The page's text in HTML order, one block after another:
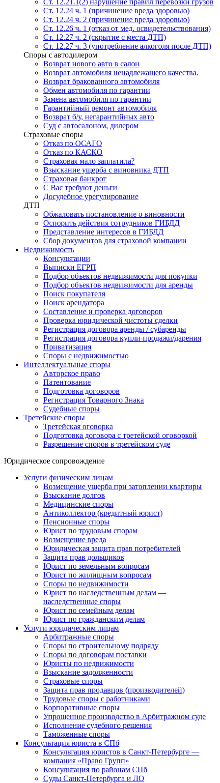
Ст. 12.21.1(2) нарушение правил перевозки грузов
Ст. 12.24 ч. 1 (причинение вреда здоровью)
Ст. 12.24 ч. 2 (причинение вреда здоровью)
Ст. 12.26 ч. 1 (отказ от мед. освидетельствования)
Ст. 12.27 ч. 2 (скрытие с места ДТП)
Ст. 12.27 ч. 3 (употребление алкоголя после ДТП)
Споры с автодилером
Возврат нового авто в салон
Возврат автомобиля ненадлежащего качества.
Возврат бракованного автомобиля
Обмен автомобиля по гарантии
Замена автомобиля по гарантии
Гарантийный ремонт автомобиля
Возврат б/у, негарантийных авто
Суд с автосалоном, дилером
Страховые споры
Отказ по ОСАГО
Отказ по КАСКО
Страховая мало заплатила?
Взыскание ущерба с виновника ДТП
Страховая банкрот
С Вас требуют деньги
Досудебное урегулирование
ДТП
Обжаловать постановление о виновности
Оспорить действия сотрудников ГИБДД
Представление интересов в ГИБДД
Сбор документов для страховой компании
Недвижимость
Консультации
Выписки ЕГРП
Подбор объектов недвижимости для покупки
Подбор объектов недвижимости для аренды
Поиск покупателя
Поиск арендатора
Составление и проверка договоров
Проверка юридической чистоты сделки
Регистрация договора аренды / субаренды
Регистрация договора купли-продажи/дарения
Приватизация
Cпоры с недвижимостью
Интеллектуальные споры
Авторское право
Патентование
Подготовка договоров
Регистрация Товарного Знака
Судебные споры
Третейские споры
Третейская оговорка
Подготовка договора с третейской оговоркой
Разрешение споров в третейском суде
Юридическое сопровождение
Услуги физическим лицам
Возмещение ущерба при затоплении квартиры
Взыскание долгов
Медицинские споры
Антиколлектор (кредитный юрист)
Пенсионные споры
Юрист по трудовым спорам
Возмещение вреда
Юридическая защита прав потребителей
Защита прав дольщиков
Юрист по земельным вопросам
Юрист по жилищным вопросам
Споры по недвижимости
Юрист по наследственным делам —
наследственные споры
Юрист по семейным делам
Юрист по гражданским делам
Услуги юридическим лицам
Арбитражные споры
Споры по строительному подряду
Споры по договорам поставки
Юристы по недвижимости
Взыскание задолженности
Страховые споры
Защита прав продавцов (производителей)
Трудовые споры с работниками
Корпоративные споры
Упрощенное производство в Арбитражном суде
Исполнение судебного решения
Таможенные споры
Консультация юриста в СПб
Консультация юристов в Санкт-Петербурге —
компания «Право Групп»
Консультация по районам СПб
Суды Санкт-Петербурга и ЛО